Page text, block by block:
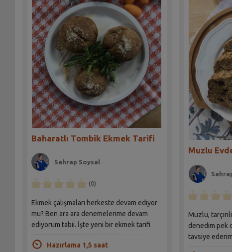
Baharatlı Tombik Ekmek Tarifi
Sahrap Soysal
(0)
Ekmek çalışmaları herkeste devam ediyor
mu? Ben ara ara denemelerime devam
ediyorum tabii. İşte yeni bir ekmek tarifi
Hazırlama 1,5 saat
Muzlu
Muzlu,
denedim pek
tavsiye